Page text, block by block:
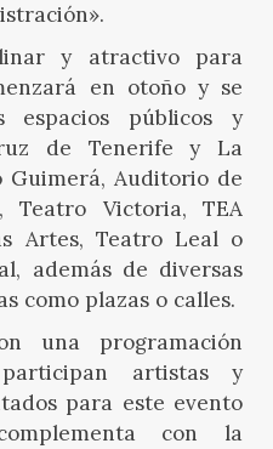
y atractivo para
en otoño y se
espacios públicos y
de Tenerife y La
Guimerá, Auditorio de
Teatro Victoria, TEA
Artes, Teatro Leal o
además de diversas
como plazas o calles.
una programación
artistas y
para este evento
con la